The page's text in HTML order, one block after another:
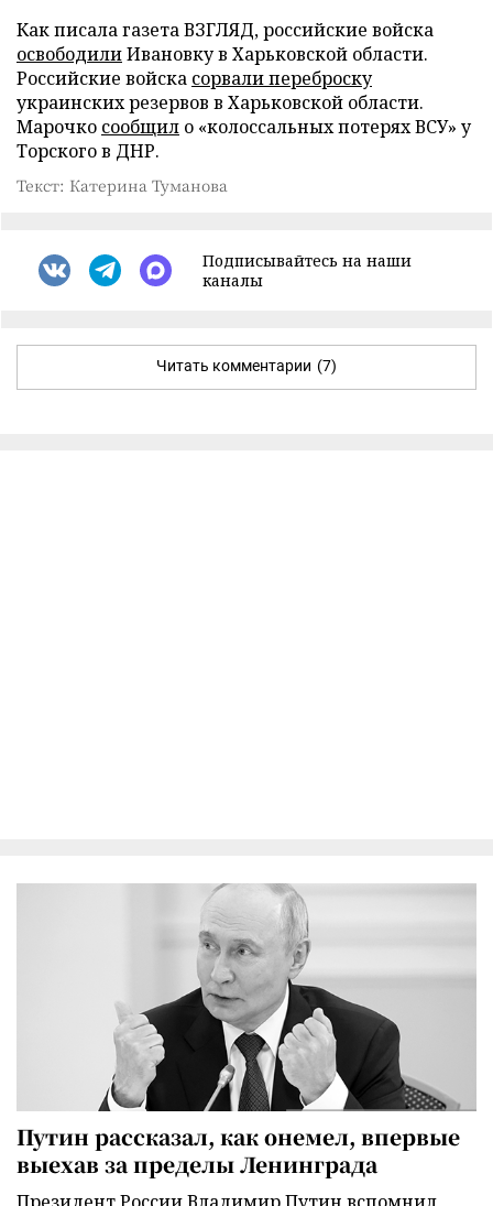
Как писала газета ВЗГЛЯД, российские войска
освободилиИвановку в Харьковской области.
Российские войска сорвали переброску
украинских резервов в Харьковской области.
Марочко сообщил о «колоссальных потерях ВСУ» у
Торского в ДНР.
Текст: Катерина Туманова
Подписывайтесь на наши
каналы
Читать комментарии (7)
Путин рассказал, как онемел, впервые
выехав за пределы Ленинграда